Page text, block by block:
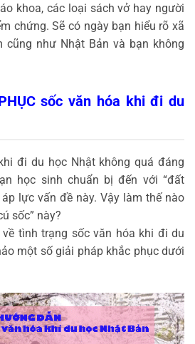
khoa, các loại sách vở hay người
chứng. Sẽ có ngày bạn hiểu rõ xã
cũng như Nhật Bản và bạn không
sốc văn hóa khi đi du
đi du học Nhật không quá đáng
học sinh chuẩn bị đến với “đất
lực vấn đề này. Vậy làm thế nào
sốc” này?
tình trạng sốc văn hóa khi đi du
một số giải pháp khắc phục dưới